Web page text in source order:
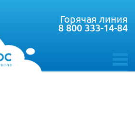
toggle
Горячая линия
8 800 333-14-84